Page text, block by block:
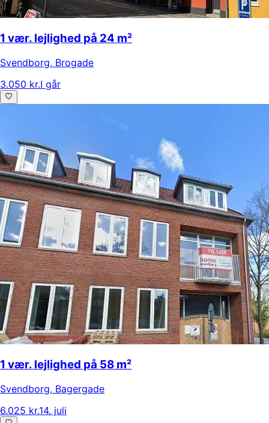
1 vær. lejlighed på 24 m²
Svendborg, Brogade
3.050 kr.I går
1 vær. lejlighed på 58 m²
Svendborg, Bagergade
6.025 kr.14. juli